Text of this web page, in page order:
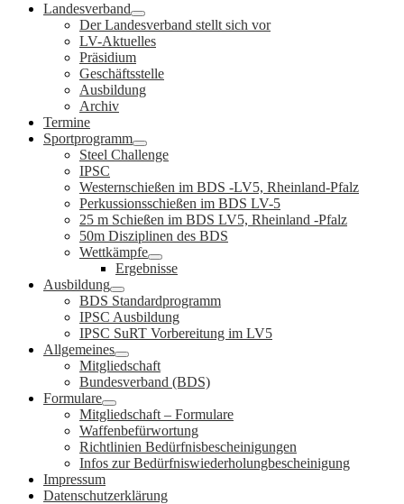
Landesverband
Der Landesverband stellt sich vor
LV-Aktuelles
Präsidium
Geschäftsstelle
Ausbildung
Archiv
Termine
Sportprogramm
Steel Challenge
IPSC
Westernschießen im BDS -LV5, Rheinland-Pfalz
Perkussionsschießen im BDS LV-5
25 m Schießen im BDS LV5, Rheinland -Pfalz
50m Disziplinen des BDS
Wettkämpfe
Ergebnisse
Ausbildung
BDS Standardprogramm
IPSC Ausbildung
IPSC SuRT Vorbereitung im LV5
Allgemeines
Mitgliedschaft
Bundesverband (BDS)
Formulare
Mitgliedschaft – Formulare
Waffenbefürwortung
Richtlinien Bedürfnisbescheinigungen
Infos zur Bedürfniswiederholungbescheinigung
Impressum
Datenschutzerklärung